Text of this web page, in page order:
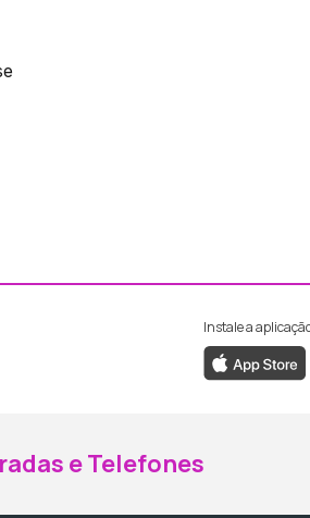
Facebook da RTP
ao Instagram da RTP
Instale a
e Telefones